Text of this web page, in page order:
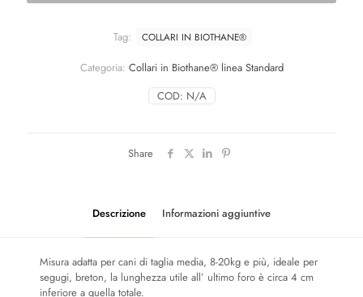
COD: N/A
Categoria: Collari in Biothane® linea Standard
Tag: COLLARI IN BIOTHANE®
Share
Descrizione Informazioni aggiuntive
Misura adatta per cani di taglia media, 8-20kg e più, ideale per
segugi, breton, la lunghezza utile all’ ultimo foro è circa 4 cm
inferiore a quella totale.